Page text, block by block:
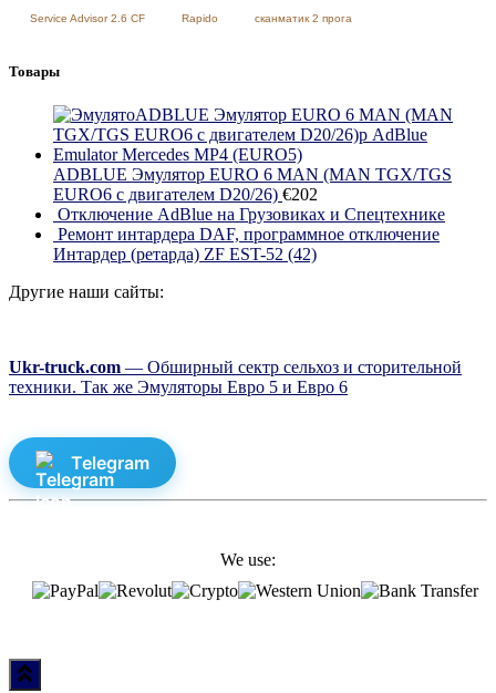
Service Advisor 2.6 CF Rapido сканматик 2 прога
Товары
ADBLUE Эмулятор EURO 6 MAN (MAN TGX/TGS
EURO6 с двигателем D20/26) €202
Отключение AdBlue на Грузовиках и Спецтехнике
Ремонт интардера DAF, программное отключение
Интардер (ретарда) ZF EST-52 (42)
Другие наши сайты:
Ukr-truck.com — Обширный сектр сельхоз и сторительной
техники. Так же Эмуляторы Евро 5 и Евро 6
Telegram
We use: